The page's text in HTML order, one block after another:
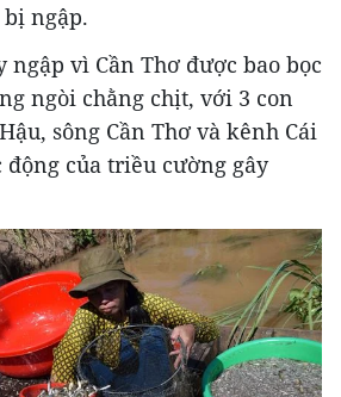
ngập.
ngập vì Cần Thơ được bao bọc
ngòi chằng chịt, với 3 con
sông Cần Thơ và kênh Cái
động của triều cường gây